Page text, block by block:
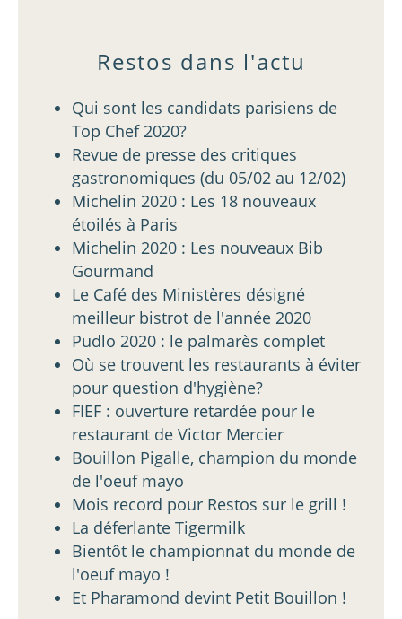
Restos dans l'actu
Qui sont les candidats parisiens de
Top Chef 2020?
Revue de presse des critiques
gastronomiques (du 05/02 au 12/02)
Michelin 2020 : Les 18 nouveaux
étoilés à Paris
Michelin 2020 : Les nouveaux Bib
Gourmand
Le Café des Ministères désigné
meilleur bistrot de l'année 2020
Pudlo 2020 : le palmarès complet
Où se trouvent les restaurants à éviter
pour question d'hygiène?
FIEF : ouverture retardée pour le
restaurant de Victor Mercier
Bouillon Pigalle, champion du monde
de l'oeuf mayo
Mois record pour Restos sur le grill !
La déferlante Tigermilk
Bientôt le championnat du monde de
l'oeuf mayo !
Et Pharamond devint Petit Bouillon !